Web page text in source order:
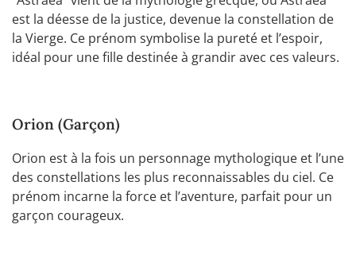
est la déesse de la justice, devenue la constellation de
la Vierge. Ce prénom symbolise la pureté et l’espoir,
idéal pour une fille destinée à grandir avec ces valeurs.
Orion (Garçon)
Orion est à la fois un personnage mythologique et l’une
des constellations les plus reconnaissables du ciel. Ce
prénom incarne la force et l’aventure, parfait pour un
garçon courageux.